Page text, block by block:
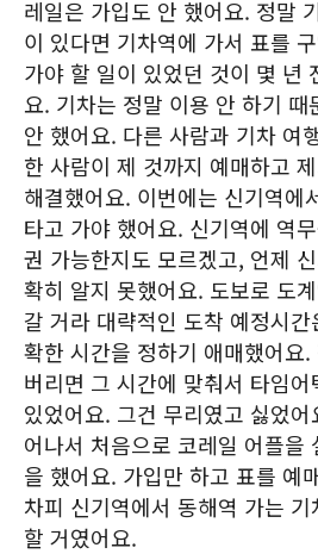
레일은 가입도 안 했어요. 정말
이 있다면 기차역에 가서 표를
가야 할 일이 있었던 것이 몇 년
요. 기차는 정말 이용 안 하기 때
안 했어요. 다른 사람과 기차 여
한 사람이 제 것까지 예매하고
해결했어요. 이번에는 신기역에
타고 가야 했어요. 신기역에 역
권 가능한지도 모르겠고, 언제
확히 알지 못했어요. 도보로 도
갈 거라 대략적인 도착 예정시
확한 시간을 정하기 애매했어요
버리면 그 시간에 맞춰서 타임
있었어요. 그건 무리였고 싫었
어나서 처음으로 코레일 어플을
을 했어요. 가입만 하고 표를 예
차피 신기역에서 동해역 가는
할 거였어요.